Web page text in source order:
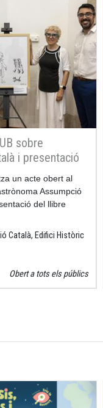
sobre
i presentació
Bayés
un acte obert al
Assumpció
del llibre
la dona que estimava
del dibuix que
Català, Edifici Històric
Obert a tots els públics